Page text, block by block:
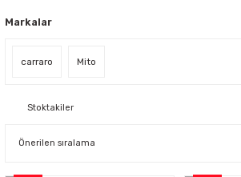
Markalar
carraro Mito
Stoktakiler